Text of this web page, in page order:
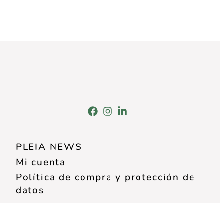
PLEIA NEWS
Mi cuenta
Política de compra y protección de
datos